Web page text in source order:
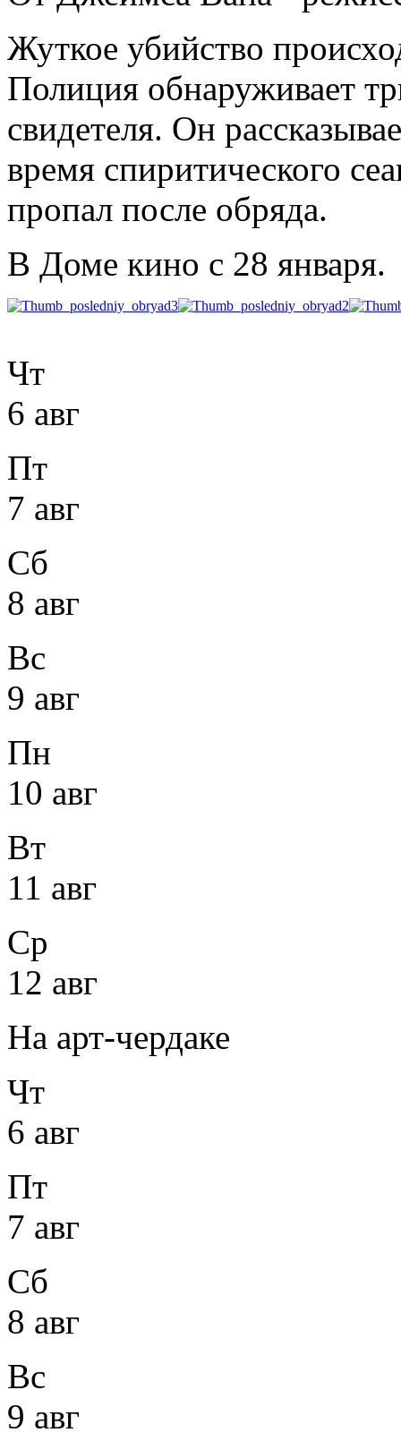
Жуткое убийство
Полиция обнаруживает
свидетеля. Он
время спиритического
пропал после обряда.
В Доме кино с 28 января.
Чт
6 авг
Пт
7 авг
Сб
8 авг
Вс
9 авг
Пн
10 авг
Вт
11 авг
Ср
12 авг
На арт-чердаке
Чт
6 авг
Пт
7 авг
Сб
8 авг
Вс
9 авг